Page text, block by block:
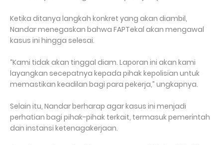
Ketika ditanya langkah konkret yang akan diambil,
Nandar menegaskan bahwa FAPTekal akan mengawal
kasus ini hingga selesai.
“Kami tidak akan tinggal diam. Laporan ini akan kami
layangkan secepatnya kepada pihak kepolisian untuk
memastikan keadilan bagi para pekerja,” ungkapnya.
Selain itu, Nandar berharap agar kasus ini menjadi
perhatian bagi pihak-pihak terkait, termasuk pemerintah
dan instansi ketenagakerjaan.